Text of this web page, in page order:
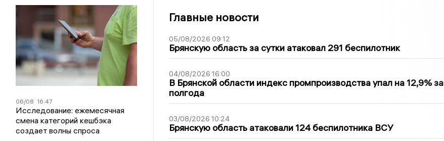
06/08 16:47
Исследование: ежемесячная
смена категорий кешбэка
создает волны спроса
Главные новости
05/08/2026 09:12
Брянскую область за сутки атаковал 291 беспилотник
04/08/2026 16:00
В Брянской области индекс промпроизводства упал на 12,9% за
полгода
03/08/2026 10:24
Брянскую область атаковали 124 беспилотника ВСУ